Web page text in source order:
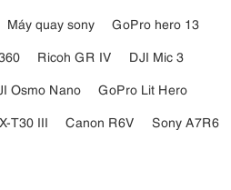
Máy quay sony
GoPro hero 13
Ricoh GR IV
DJI Mic 3
Osmo Nano
GoPro Lit Hero
T30 III Canon R6V
Sony A7R6